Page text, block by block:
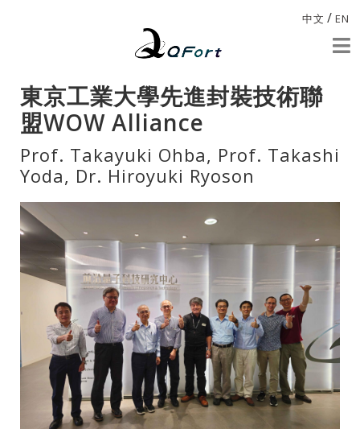
中文 / EN
東京⼯業⼤學先進封裝技術聯
盟WOW Alliance
Prof. Takayuki Ohba, Prof. Takashi
Yoda, Dr. Hiroyuki Ryoson